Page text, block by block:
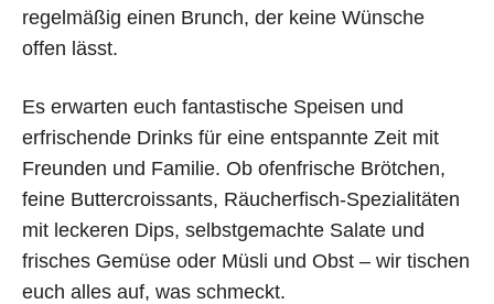
regelmäßig einen Brunch, der keine Wünsche
offen lässt.
Es erwarten euch fantastische Speisen und
erfrischende Drinks für eine entspannte Zeit mit
Freunden und Familie. Ob ofenfrische Brötchen,
feine Buttercroissants, Räucherfisch-Spezialitäten
mit leckeren Dips, selbstgemachte Salate und
frisches Gemüse oder Müsli und Obst – wir tischen
euch alles auf, was schmeckt.